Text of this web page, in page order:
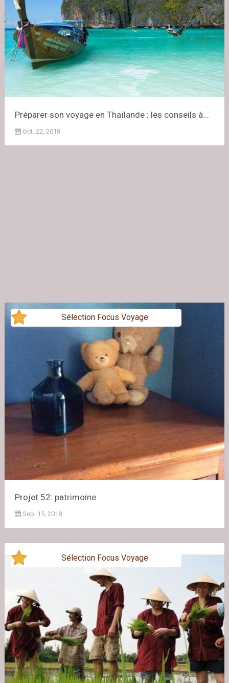
Préparer son voyage en Thaïlande : les conseils à...
Oct. 22, 2018
Sélection Focus Voyage
Projet 52: patrimoine
Sep. 15, 2018
Sélection Focus Voyage